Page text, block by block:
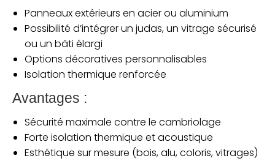
Panneaux extérieurs en acier ou aluminium
Possibilité d’intégrer un judas, un vitrage sécurisé
ou un bâti élargi
Options décoratives personnalisables
Isolation thermique renforcée
Avantages :
Sécurité maximale contre le cambriolage
Forte isolation thermique et acoustique
Esthétique sur mesure (bois, alu, coloris, vitrages)